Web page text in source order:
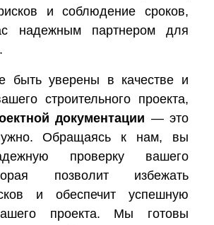
и соблюдение сроков,
надежным партнером для
быть уверены в качестве и
строительного проекта,
документации — это
Обращаясь к нам, вы
проверку вашего
позволит избежать
и обеспечит успешную
проекта. Мы готовы